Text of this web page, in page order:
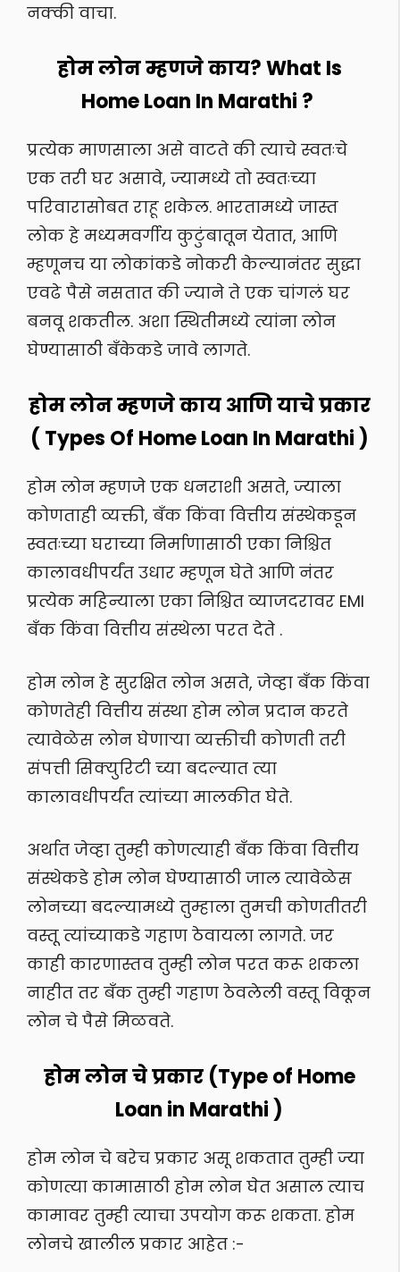
नक्की वाचा.
होम लोन म्हणजे काय? What Is
Home Loan In Marathi ?
प्रत्येक माणसाला असे वाटते की त्याचे स्वतःचे
एक तरी घर असावे, ज्यामध्ये तो स्वतःच्या
परिवारासोबत राहू शकेल. भारतामध्ये जास्त
लोक हे मध्यमवर्गीय कुटुंबातून येतात, आणि
म्हणूनच या लोकांकडे नोकरी केल्यानंतर सुद्धा
एवढे पैसे नसतात की ज्याने ते एक चांगलं घर
बनवू शकतील. अशा स्थितीमध्ये त्यांना लोन
घेण्यासाठी बँकेकडे जावे लागते.
होम लोन म्हणजे काय आणि याचे प्रकार
( Types Of Home Loan In Marathi )
होम लोन म्हणजे एक धनराशी असते, ज्याला
कोणताही व्यक्ती, बँक किंवा वित्तीय संस्थेकडून
स्वतःच्या घराच्या निर्माणासाठी एका निश्चित
कालावधीपर्यंत उधार म्हणून घेते आणि नंतर
प्रत्येक महिन्याला एका निश्चित व्याजदरावर EMI
बँक किंवा वित्तीय संस्थेला परत देते .
होम लोन हे सुरक्षित लोन असते, जेव्हा बँक किंवा
कोणतेही वित्तीय संस्था होम लोन प्रदान करते
त्यावेळेस लोन घेणाऱ्या व्यक्तीची कोणती तरी
संपत्ती सिक्युरिटी च्या बदल्यात त्या
कालावधीपर्यंत त्यांच्या मालकीत घेते.
अर्थात जेव्हा तुम्ही कोणत्याही बँक किंवा वित्तीय
संस्थेकडे होम लोन घेण्यासाठी जाल त्यावेळेस
लोनच्या बदल्यामध्ये तुम्हाला तुमची कोणतीतरी
वस्तू त्यांच्याकडे गहाण ठेवायला लागते. जर
काही कारणास्तव तुम्ही लोन परत करू शकला
नाहीत तर बँक तुम्ही गहाण ठेवलेली वस्तू विकून
लोन चे पैसे मिळवते.
होम लोन चे प्रकार (Type of Home
Loan in Marathi )
होम लोन चे बरेच प्रकार असू शकतात तुम्ही ज्या
कोणत्या कामासाठी होम लोन घेत असाल त्याच
कामावर तुम्ही त्याचा उपयोग करू शकता. होम
लोनचे खालील प्रकार आहेत :-